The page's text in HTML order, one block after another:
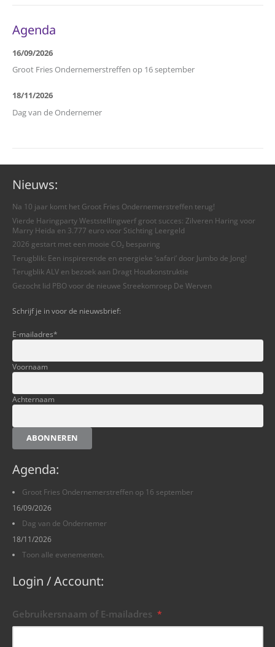
Agenda
16/09/2026
Groot Fries Ondernemerstreffen op 16 september
18/11/2026
Dag van de Ondernemer
Nieuws:
Na 10 jaar komt het Groot Fries Ondernemerstreffen terug!
Vierde Haringparty Weststellingwerf groot succes: Zilveren Haring voor
Marry Heida en 3.777 euro voor Stichting Leergeld
2026 gestart met een mooie CO₂ besparing
Terugblik: Een inspirerende en energieke ‘safari’ door Jumbo de Jong!
Terugblik ALV en bezoek aan Dragt Houtkonstruktie
Gezocht lid PBO voor de nieuwe Streekomroep De Werven
Schrijf je in voor de nieuwsbrief:
E-mailadres*
Voornaam
Achternaam
ABONNEREN
Agenda:
Groot Fries Ondernemerstreffen op 16 september
16/09/2026
Dag van de Ondernemer
18/11/2026
Toon alle evenementen.
Login / Account:
Gebruikersnaam of E-mailadres *